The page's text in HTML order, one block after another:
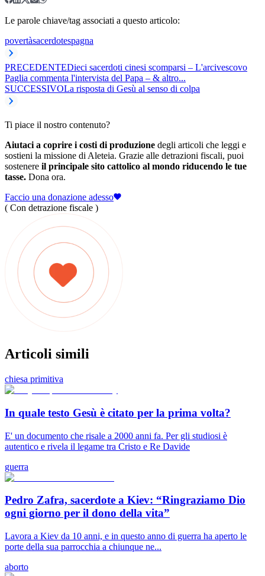
Le parole chiave/tag associati a questo articolo:
povertàsacerdotespagna
PRECEDENTEDieci sacerdoti cinesi scomparsi – L'arcivescovo
Paglia commenta l'intervista del Papa – & altro...
SUCCESSIVOLa risposta di Gesù al senso di colpa
Ti piace il nostro contenuto?
Aiutaci a coprire i costi di produzione degli articoli che leggi e
sostieni la missione di Aleteia. Grazie alle detrazioni fiscali, puoi
sostenere il principale sito cattolico al mondo riducendo le tue
tasse. Dona ora.
Faccio una donazione adesso
( Con detrazione fiscale )
Articoli simili
chiesa primitiva
In quale testo Gesù è citato per la prima volta?
E' un documento che risale a 2000 anni fa. Per gli studiosi è
autentico e rivela il legame tra Cristo e Re Davide
guerra
Pedro Zafra, sacerdote a Kiev: “Ringraziamo Dio
ogni giorno per il dono della vita”
Lavora a Kiev da 10 anni, e in questo anno di guerra ha aperto le
porte della sua parrocchia a chiunque ne...
aborto